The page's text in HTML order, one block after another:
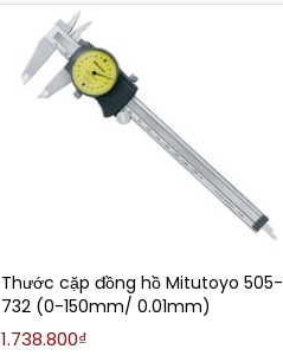
Thước cặp đồng hồ Mitutoyo 505-
732 (0-150mm/ 0.01mm)
1.738.800₫